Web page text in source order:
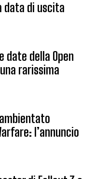
data di uscita
date della Open
rarissima
l’annuncio